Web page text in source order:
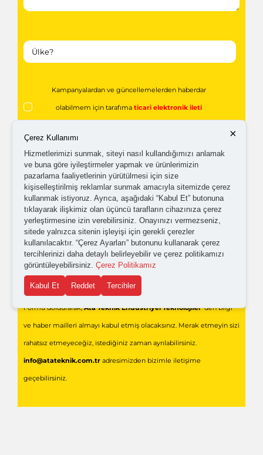
Kampanyalardan ve güncellemelerden haberdar
olabilmem için tarafımaticari elektronik ileti
Kişisel verilerimin işlenmesine yönelik aydınlatma ve
açık rıza metni'ni okudum,onaylıyorum.
Gönder
Formu doldurarak,Ata Teknik Endüstriyel Teknolojiler'den bilgi
ve haber mailleri almayı kabul etmiş olacaksınız. Merak etmeyin sizi
rahatsız etmeyeceğiz, istediğiniz zaman ayrılabilirsiniz.
info@atateknik.com.tradresimizden bizimle iletişime
geçebilirsiniz.
×
Çerez Kullanımı
Hizmetlerimizi sunmak, siteyi nasıl kullandığımızı anlamak
ve buna göre iyileştirmeler yapmak ve ürünlerimizin
pazarlama faaliyetlerinin yürütülmesi için size
kişiselleştirilmiş reklamlar sunmak amacıyla sitemizde çerez
kullanmak istiyoruz. Ayrıca, aşağıdaki “Kabul Et” butonuna
tıklayarak ilişkimiz olan üçüncü tarafların cihazınıza çerez
yerleştirmesine izin verebilirsiniz. Onayınızı vermezseniz,
sitede yalnızca sitenin işleyişi için gerekli çerezler
kullanılacaktır. “Çerez Ayarları” butonunu kullanarak çerez
tercihlerinizi daha detaylı belirleyebilir ve çerez politikamızı
görüntüleyebilirsiniz. Çerez Politikamız
Kabul Et Reddet Tercihler